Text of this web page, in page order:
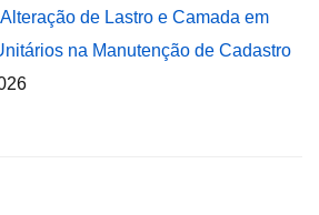
de Lastro e Camada em
na Manutenção de Cadastro